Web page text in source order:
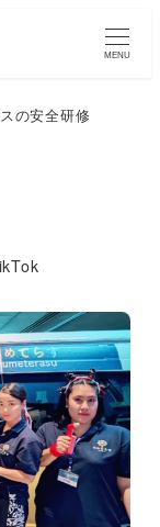
MENU
の安全研修
リー